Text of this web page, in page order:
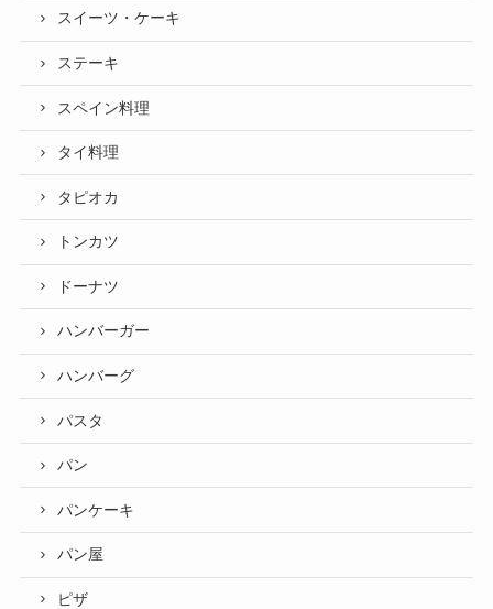
スイーツ・ケーキ
ステーキ
スペイン料理
タイ料理
タピオカ
トンカツ
ドーナツ
ハンバーガー
ハンバーグ
パスタ
パン
パンケーキ
パン屋
ピザ